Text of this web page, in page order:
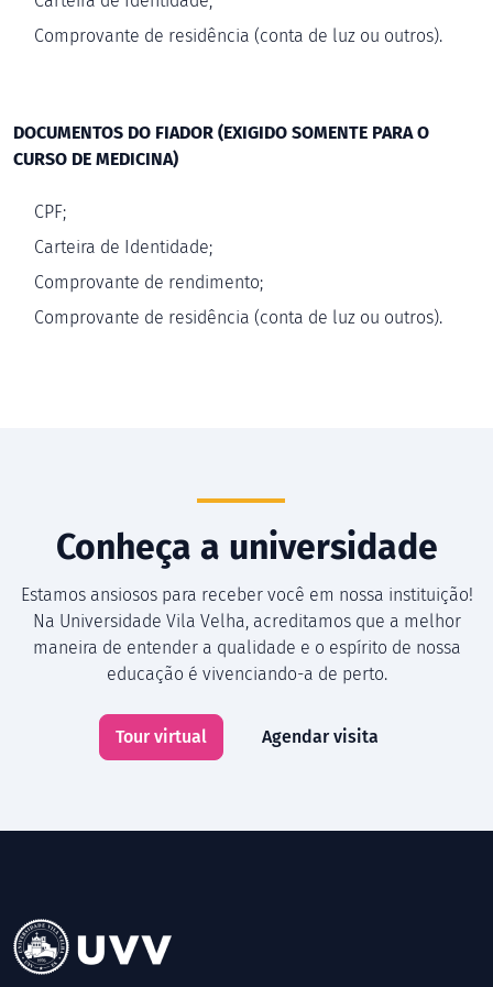
Comprovante de residência (conta de luz ou outros).
DOCUMENTOS DO FIADOR (EXIGIDO SOMENTE PARA O
CURSO DE MEDICINA)
CPF;
Carteira de Identidade;
Comprovante de rendimento;
Comprovante de residência (conta de luz ou outros).
Conheça a universidade
Estamos ansiosos para receber você em nossa instituição!
Na Universidade Vila Velha, acreditamos que a melhor
maneira de entender a qualidade e o espírito de nossa
educação é vivenciando-a de perto.
Tour virtual Agendar visita